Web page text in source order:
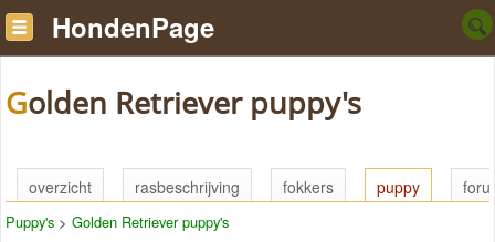
HondenPage
Golden Retriever puppy's
overzicht rasbeschrijving fokkers puppy
Puppy's > Golden Retriever puppy's